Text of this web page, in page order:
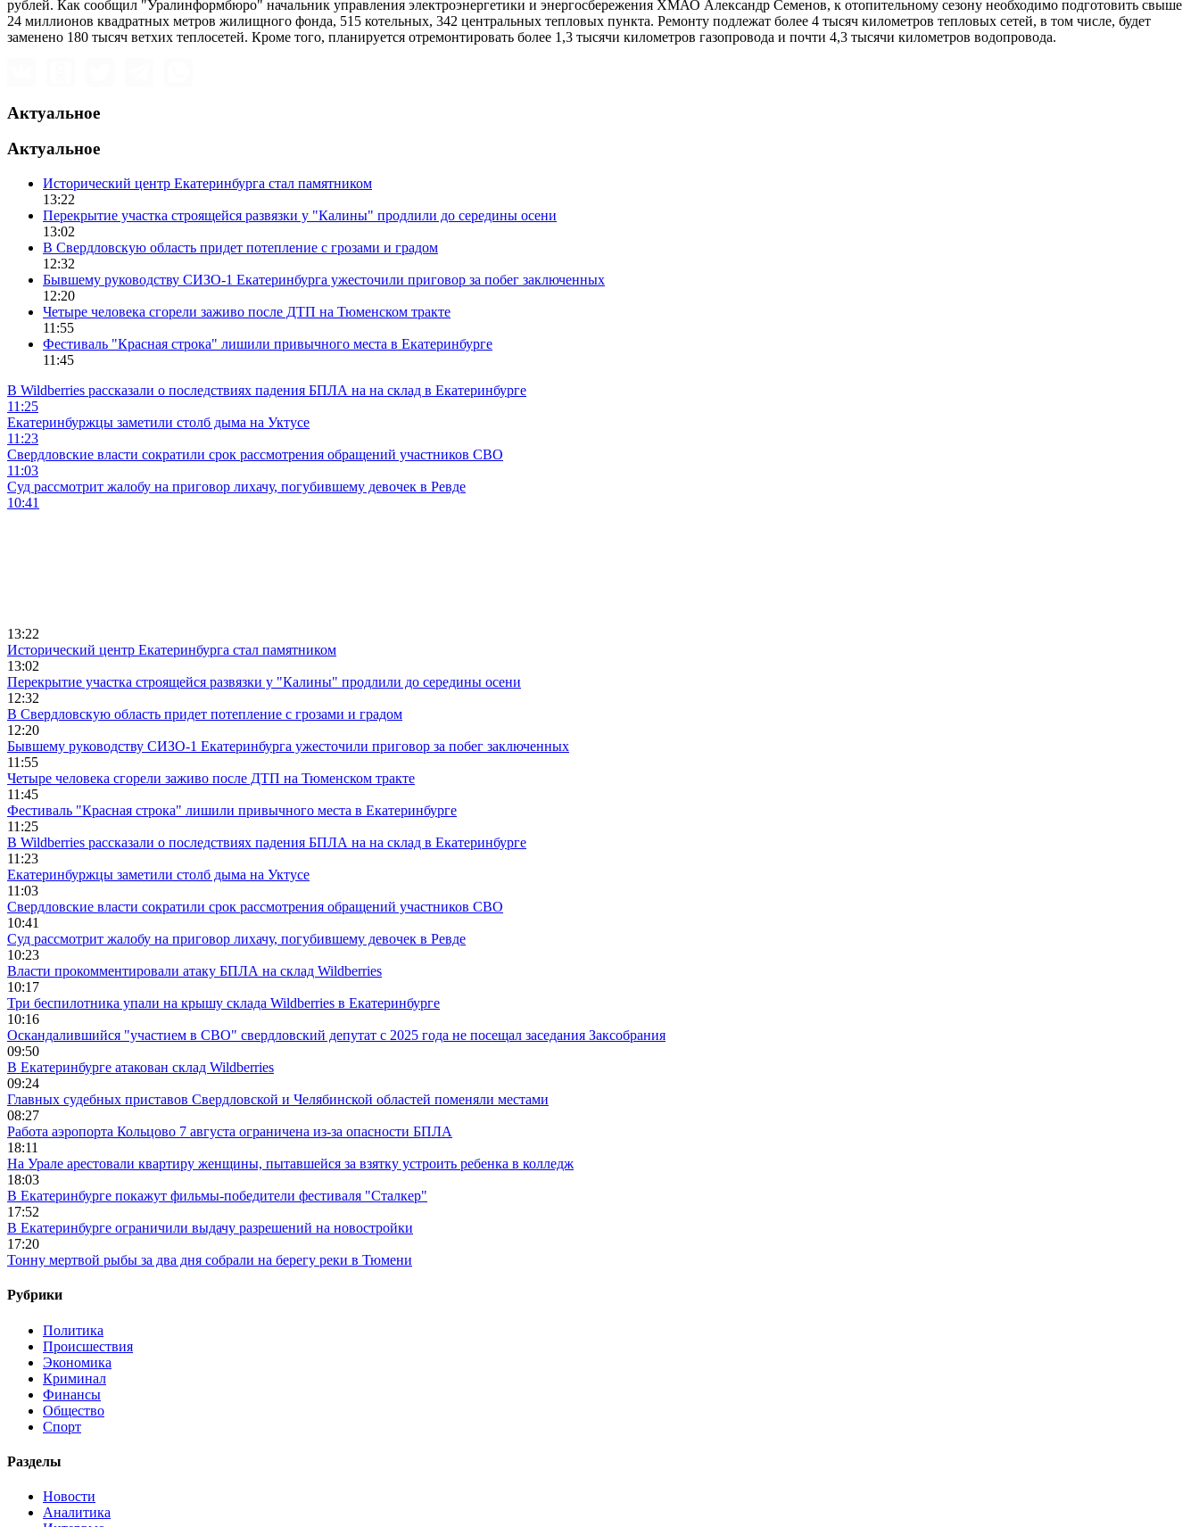
рублей. Как сообщил "Уралинформбюро" начальник управления электроэнергетики и энергосбережения ХМАО Александр Семенов, к отопительному сезону необходимо подготовить свыше
24 миллионов квадратных метров жилищного фонда, 515 котельных, 342 центральных тепловых пункта. Ремонту подлежат более 4 тысяч километров тепловых сетей, в том числе, будет
заменено 180 тысяч ветхих теплосетей. Кроме того, планируется отремонтировать более 1,3 тысячи километров газопровода и почти 4,3 тысячи километров водопровода.
Актуальное
Актуальное
Исторический центр Екатеринбурга стал памятником
13:22
Перекрытие участка строящейся развязки у "Калины" продлили до середины осени
13:02
В Свердловскую область придет потепление с грозами и градом
12:32
Бывшему руководству СИЗО-1 Екатеринбурга ужесточили приговор за побег заключенных
12:20
Четыре человека сгорели заживо после ДТП на Тюменском тракте
11:55
Фестиваль "Красная строка" лишили привычного места в Екатеринбурге
11:45
В Wildberries рассказали о последствиях падения БПЛА на на склад в Екатеринбурге
11:25
Екатеринбуржцы заметили столб дыма на Уктусе
11:23
Свердловские власти сократили срок рассмотрения обращений участников СВО
11:03
Суд рассмотрит жалобу на приговор лихачу, погубившему девочек в Ревде
10:41
13:22
Исторический центр Екатеринбурга стал памятником
13:02
Перекрытие участка строящейся развязки у "Калины" продлили до середины осени
12:32
В Свердловскую область придет потепление с грозами и градом
12:20
Бывшему руководству СИЗО-1 Екатеринбурга ужесточили приговор за побег заключенных
11:55
Четыре человека сгорели заживо после ДТП на Тюменском тракте
11:45
Фестиваль "Красная строка" лишили привычного места в Екатеринбурге
11:25
В Wildberries рассказали о последствиях падения БПЛА на на склад в Екатеринбурге
11:23
Екатеринбуржцы заметили столб дыма на Уктусе
11:03
Свердловские власти сократили срок рассмотрения обращений участников СВО
10:41
Суд рассмотрит жалобу на приговор лихачу, погубившему девочек в Ревде
10:23
Власти прокомментировали атаку БПЛА на склад Wildberries
10:17
Три беспилотника упали на крышу склада Wildberries в Екатеринбурге
10:16
Оскандалившийся "участием в СВО" свердловский депутат с 2025 года не посещал заседания Заксобрания
09:50
В Екатеринбурге атакован склад Wildberries
09:24
Главных судебных приставов Свердловской и Челябинской областей поменяли местами
08:27
Работа аэропорта Кольцово 7 августа ограничена из-за опасности БПЛА
18:11
На Урале арестовали квартиру женщины, пытавшейся за взятку устроить ребенка в колледж
18:03
В Екатеринбурге покажут фильмы-победители фестиваля "Сталкер"
17:52
В Екатеринбурге ограничили выдачу разрешений на новостройки
17:20
Тонну мертвой рыбы за два дня собрали на берегу реки в Тюмени
Рубрики
Политика
Происшествия
Экономика
Криминал
Финансы
Общество
Спорт
Разделы
Новости
Аналитика